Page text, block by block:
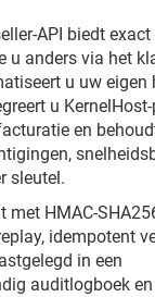
API biedt
u anders via het
u uw eigen
u
en
sleutel.
met HMAC-
idempotent
in een
auditlogboek